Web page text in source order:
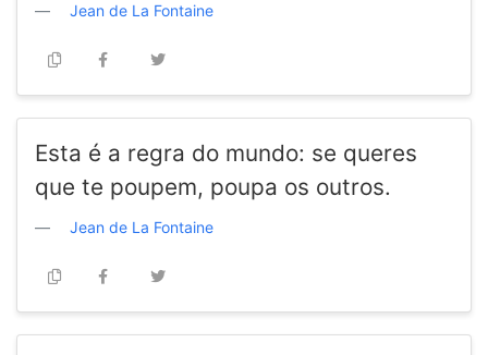
Jean de La Fontaine
Esta é a regra do mundo: se queres
que te poupem, poupa os outros.
Jean de La Fontaine